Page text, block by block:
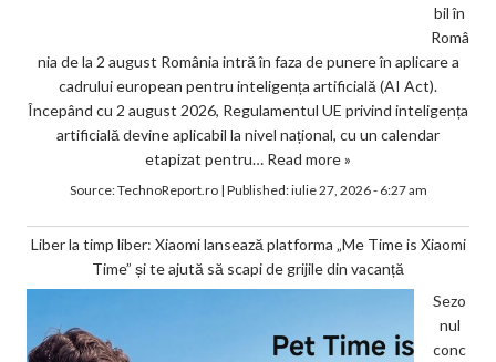
bil în
Româ
nia de la 2 august România intră în faza de punere în aplicare a
cadrului european pentru inteligența artificială (AI Act).
Începând cu 2 august 2026, Regulamentul UE privind inteligența
artificială devine aplicabil la nivel național, cu un calendar
etapizat pentru… Read more »
Source:TechnoReport.ro| Published:iulie 27, 2026 - 6:27 am
Liber la timp liber: Xiaomi lansează platforma „Me Time is Xiaomi
Time” și te ajută să scapi de grijile din vacanță
Sezo
nul
conc